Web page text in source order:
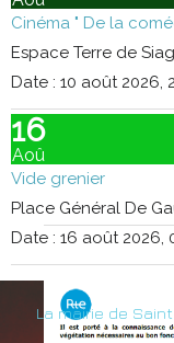
Cinéma " De la
Espace Terre de
Date : 10 août 2026,
16
Aoû
Vide grenier
Place Général De
Date : 16 août 2026,
La mairie de